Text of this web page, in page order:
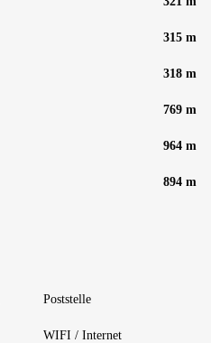
315 m
318 m
769 m
964 m
894 m
Poststelle
WIFI / Internet